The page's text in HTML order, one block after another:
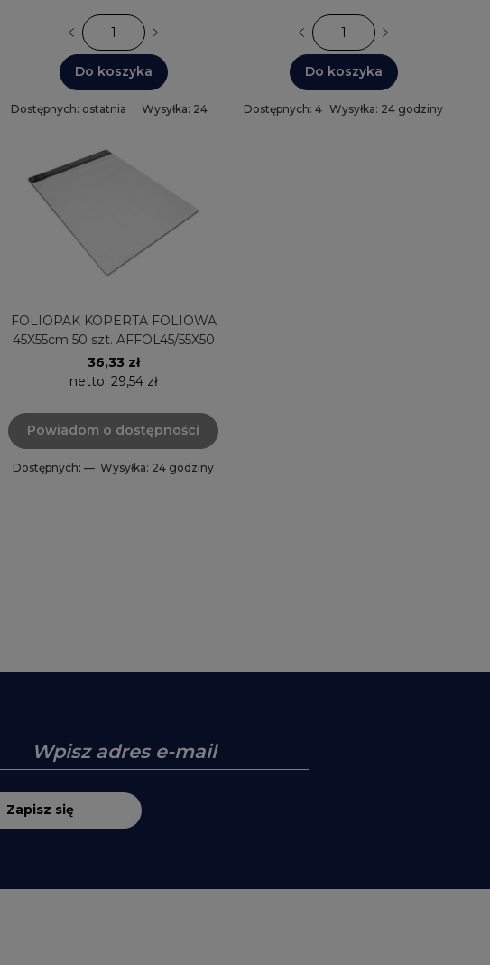
Do koszyka
Dostępnych: ostatnia
Wysyłka: 24
Do koszyka
Dostępnych: 4 Wysyłka: 24 godziny
FOLIOPAK KOPERTA FOLIOWA
45X55cm 50 szt. AFFOL45/55X50
36,33 zł
netto: 29,54 zł
Powiadom o dostępności
Dostępnych: — Wysyłka: 24 godziny
Zapisz się